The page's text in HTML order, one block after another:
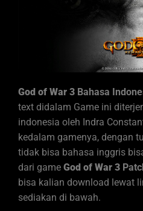
God of War 3 Bahasa
text didalam Game ini
indonesia oleh Indra
kedalam gamenya, dengan
tidak bisa bahasa inggris
dari game God of War 3
bisa kalian download lewat
sediakan di bawah.